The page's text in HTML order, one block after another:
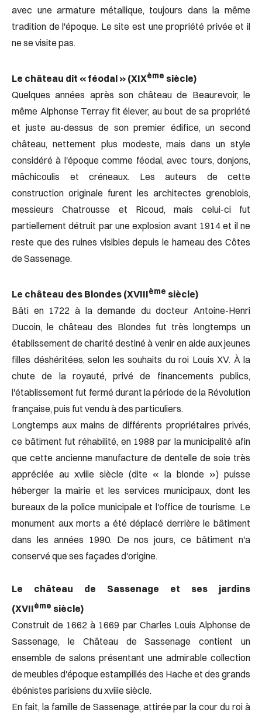
avec une armature métallique, toujours dans la même
tradition de l'époque. Le site est une propriété privée et il
ne se visite pas.
Le château dit « féodal » (XIXème siècle)
Quelques années après son château de Beaurevoir, le
même Alphonse Terray fit élever, au bout de sa propriété
et juste au-dessus de son premier édifice, un second
château, nettement plus modeste, mais dans un style
considéré à l'époque comme féodal, avec tours, donjons,
mâchicoulis et créneaux. Les auteurs de cette
construction originale furent les architectes grenoblois,
messieurs Chatrousse et Ricoud, mais celui-ci fut
partiellement détruit par une explosion avant 1914 et il ne
reste que des ruines visibles depuis le hameau des Côtes
de Sassenage.
Le château des Blondes (XVIIIème siècle)
Bâti en 1722 à la demande du docteur Antoine-Henri
Ducoin, le château des Blondes fut très longtemps un
établissement de charité destiné à venir en aide aux jeunes
filles déshéritées, selon les souhaits du roi Louis XV. À la
chute de la royauté, privé de financements publics,
l'établissement fut fermé durant la période de la Révolution
française, puis fut vendu à des particuliers.
Longtemps aux mains de différents propriétaires privés,
ce bâtiment fut réhabilité, en 1988 par la municipalité afin
que cette ancienne manufacture de dentelle de soie très
appréciée au xviiie siècle (dite « la blonde ») puisse
héberger la mairie et les services municipaux, dont les
bureaux de la police municipale et l'office de tourisme. Le
monument aux morts a été déplacé derrière le bâtiment
dans les années 1990. De nos jours, ce bâtiment n'a
conservé que ses façades d'origine.
Le château de Sassenage et ses jardins
(XVIIème siècle)
Construit de 1662 à 1669 par Charles Louis Alphonse de
Sassenage, le Château de Sassenage contient un
ensemble de salons présentant une admirable collection
de meubles d'époque estampillés des Hache et des grands
ébénistes parisiens du xviiie siècle.
En fait, la famille de Sassenage, attirée par la cour du roi à